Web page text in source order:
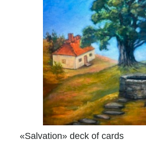
«Salvation» deck of cards